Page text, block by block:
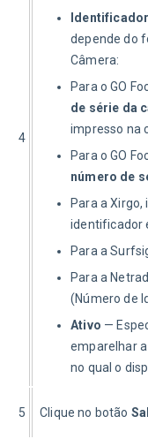
4
depende do
Câmera:
Para o GO
de série da
impresso na
Para o GO
número de
Para a
identificador
Para a
Para a
(Número de
Ativo —
emparelhar
no qual o
5 Clique no botão